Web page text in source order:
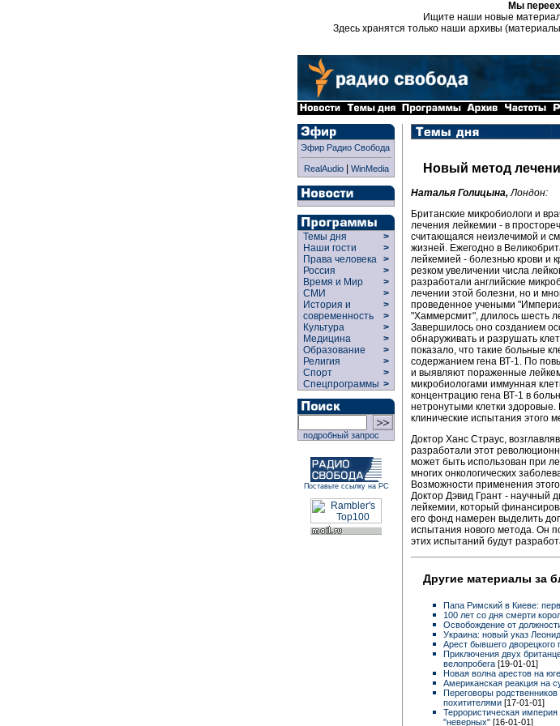
Мы
Ищите наши новые
Здесь хранятся только наши архивы
Эфир Радио Свобода
RealAudio| WinMedia
Темы дня
>
Наши гости
>
Права человека >
Россия
>
Время и Мир
>
СМИ
>
История и
современность
>
>
Культура
>
Медицина
>
Образование
>
Религия
>
Спорт
>
Спецпрограммы >
подробный запрос
Поставьте ссылку на РС
Новый метод
Наталья Голицына, Лондон:
Британские микробиологи и
лечения лейкемии - в
считающаяся неизлечимой и
жизней. Ежегодно в
лейкемией - болезнью крови и
резком увеличении числа
разработали английские
лечении этой болезни, но и
проведенное учеными
"Хаммерсмит", длилось шесть
Завершилось оно созданием
обнаруживать и разрушать
показало, что такие больные
содержанием гена ВТ-1. По
и выявляют пораженные
микробиологами иммунная
концентрацию гена ВТ-1 в
нетронутыми клетки
клинические испытания этого
Доктор Ханс Страус,
разработали этот
может быть использован при
многих онкологических
Возможности применения
Доктор Дэвид Грант - научный
лейкемии, который
его фонд намерен выделить
испытания нового метода. Он
этих испытаний будут
Другие материалы за
Папа Римский в Киеве:
100 лет со дня смерти
Освобождение от
Украина: новый указ
Арест бывшего
Приключения двух
велопробега [19-01-01]
Новая волна арестов на
Американская реакция на
Переговоры
похитителями [17-01-01]
Террористическая
"неверных" [16-01-01]